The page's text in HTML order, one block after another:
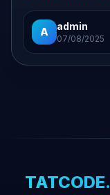
A admin
07/08/2025